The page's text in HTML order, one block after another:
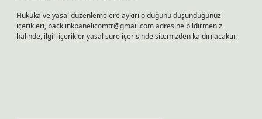
Hukuka ve yasal düzenlemelere aykırı olduğunu düşündüğünüz
içerikleri, backlinkpanelicomtr@gmail.comadresine bildirmeniz
halinde, ilgili içerikler yasal süre içerisinde sitemizden kaldırılacaktır.